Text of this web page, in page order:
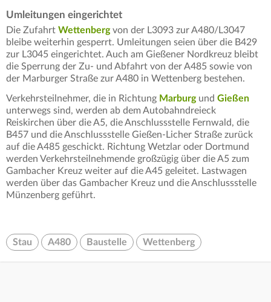
Umleitungen eingerichtet
Die Zufahrt Wettenbergvon der L3093 zur A480/L3047
bleibe weiterhin gesperrt. Umleitungen seien über die B429
zur L3045 eingerichtet. Auch am Gießener Nordkreuz bleibt
die Sperrung der Zu- und Abfahrt von der A485 sowie von
der Marburger Straße zur A480 in Wettenberg bestehen.
Verkehrsteilnehmer, die in Richtung Marburgund Gießen
unterwegs sind, werden ab dem Autobahndreieck
Reiskirchen über die A5, die Anschlussstelle Fernwald, die
B457 und die Anschlussstelle Gießen‑Licher Straße zurück
auf die A485 geschickt. Richtung Wetzlar oder Dortmund
werden Verkehrsteilnehmende großzügig über die A5 zum
Gambacher Kreuz weiter auf die A45 geleitet. Lastwagen
werden über das Gambacher Kreuz und die Anschlussstelle
Münzenberg geführt.
Stau A480 Baustelle Wettenberg